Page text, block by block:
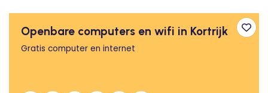
Openbare computers en wifi in Kortrijk
Gratis computer en internet